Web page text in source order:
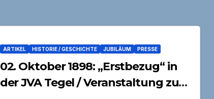
ARTIKEL HISTORIE / GESCHICHTE JUBILÄUM PRESSE
02. Oktober 1898: „Erstbezug“ in
der JVA Tegel / Veranstaltung zum